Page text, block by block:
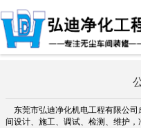
关于我们
东莞市弘迪净化机电工程有限公司
间设计、施工、调试、检测、维护